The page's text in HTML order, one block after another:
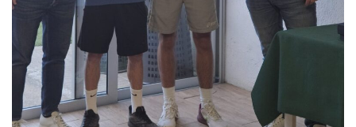
Contatti